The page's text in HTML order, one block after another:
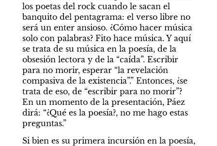
los poetas del rock cuando le sacan el
banquito del pentagrama: el verso libre no
será un enter ansioso. ¿Cómo hacer música
solo con palabras? Fito hace música. Y aquí
se trata de su música en la poesía, de la
obsesión lectora y de la “caída”. Escribir
para no morir, esperar “la revelación
compasiva de la existencia”.” Entonces, ¿se
trata de eso, de “escribir para no morir”?
En un momento de la presentación, Páez
dirá: “¿Qué es la poesía?, no me hago estas
preguntas.”
Si bien es su primera incursión en la poesía,